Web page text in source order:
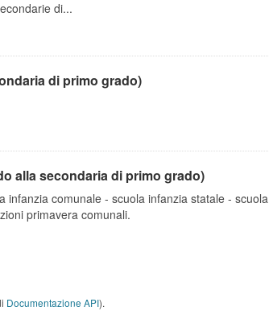
di...
di primo grado)
alla secondaria di primo grado)
infanzia comunale - scuola infanzia statale - scuola
primavera comunali.
Documentazione API).